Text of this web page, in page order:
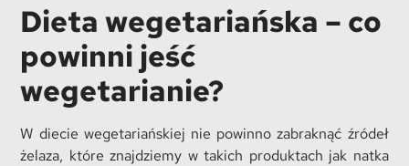
Dieta wegetariańska – co
powinni jeść
wegetarianie?
W diecie wegetariańskiej nie powinno zabraknąć źródeł
żelaza, które znajdziemy w takich produktach jak natka